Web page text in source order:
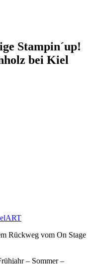
Stampin´up!
bei Kiel
Rückweg vom On Stage
– Sommer –